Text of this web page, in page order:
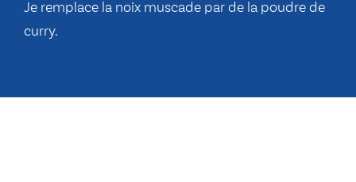
Je remplace la noix muscade par de la poudre de
curry.